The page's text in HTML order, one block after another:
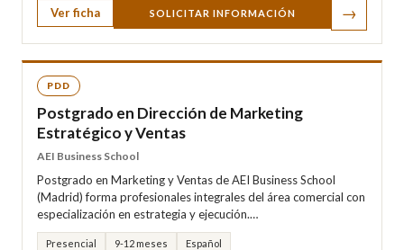
Ver ficha SOLICITAR INFORMACIÓN →
PDD
Postgrado en Dirección de Marketing
Estratégico y Ventas
AEI Business School
Postgrado en Marketing y Ventas de AEI Business School
(Madrid) forma profesionales integrales del área comercial con
especialización en estrategia y ejecución.…
Presencial 9-12 meses Español